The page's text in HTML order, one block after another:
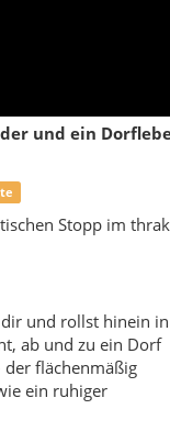
ein ruhiger
kleinen
den
säkular und mit
klassischen Sinn
die im Sommer
des
Resten der
Malkara ein
gemischten